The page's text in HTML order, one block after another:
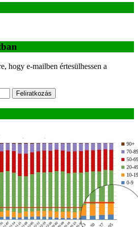
hogy e-mailben értesülhessen a
Feliratkozás